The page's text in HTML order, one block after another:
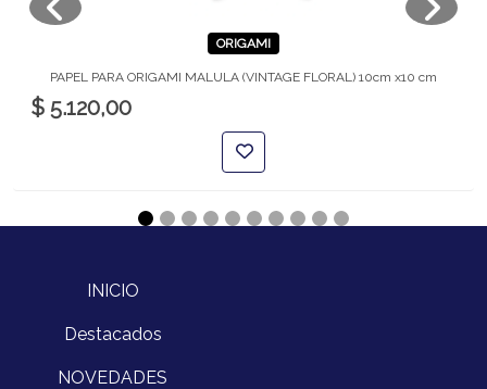
ORIGAMI
PAPEL PARA ORIGAMI MALULA (VINTAGE FLORAL) 10cm x10 cm
$ 5.120,00
INICIO
Destacados
NOVEDADES